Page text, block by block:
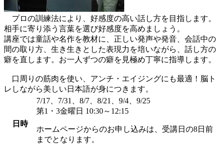
プロの訓練法により、好感度の高い話し方を目指します。
相手に寄り添う言葉を選び好感度を高めましょう。
講座では童話や名作を教材に、正しい発声や発音、会話中の
間の取り方、生き生きとした表現力を培いながら、話し方の
癖を直します。お一人ずつの癖を見極め丁寧に指導します。
口周りの筋肉を使い、アンチ・エイジングにも最適！脳ト
レしながら美しい日本語が身につきます。
日時
7/17、7/31、8/7、8/21、9/4、9/25
第1・3金曜日 10:30～12:15
ホームページからのお申し込みは、受講日の8日前
までとなります。